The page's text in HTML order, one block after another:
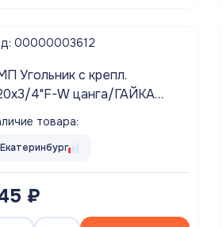
00000003612
Угольник с крепл.
4"F-W цанга/ГАЙКА
VALTEC ###
товара:
Екатеринбург
₽